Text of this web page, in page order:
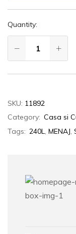
Quantity:
SKU: 11892
Category: Casa si
Tags: 240L, MENAJ,